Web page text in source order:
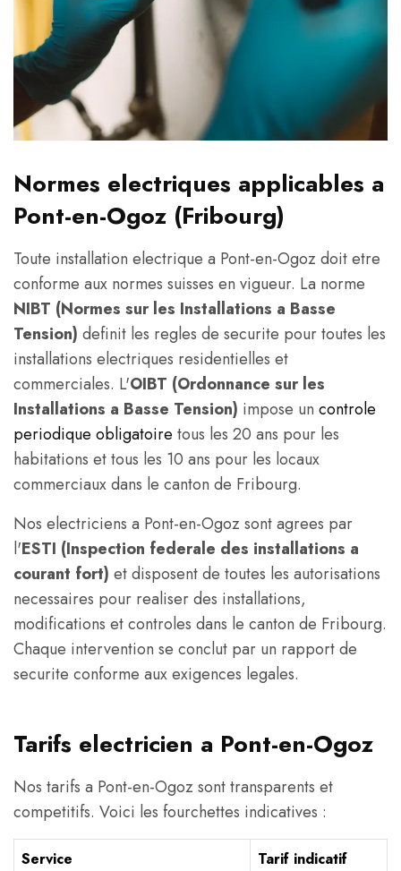
Normes electriques applicables a
Pont-en-Ogoz (Fribourg)
Toute installation electrique a Pont-en-Ogoz doit etre
conforme aux normes suisses en vigueur. La norme
NIBT (Normes sur les Installations a Basse
Tension) definit les regles de securite pour toutes les
installations electriques residentielles et
commerciales. L'OIBT (Ordonnance sur les
Installations a Basse Tension) impose un controle
periodique obligatoire tous les 20 ans pour les
habitations et tous les 10 ans pour les locaux
commerciaux dans le canton de Fribourg.
Nos electriciens a Pont-en-Ogoz sont agrees par
l'ESTI (Inspection federale des installations a
courant fort) et disposent de toutes les autorisations
necessaires pour realiser des installations,
modifications et controles dans le canton de Fribourg.
Chaque intervention se conclut par un rapport de
securite conforme aux exigences legales.
Tarifs electricien a Pont-en-Ogoz
Nos tarifs a Pont-en-Ogoz sont transparents et
competitifs. Voici les fourchettes indicatives :
Service
Tarif indicatif